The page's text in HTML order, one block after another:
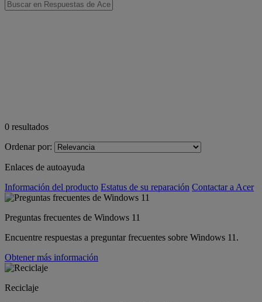
0 resultados
Ordenar por:
Enlaces de autoayuda
Información del producto Estatus de su reparación Contactar a Acer
Preguntas frecuentes de Windows 11
Encuentre respuestas a preguntar frecuentes sobre Windows 11.
Obtener más información
Reciclaje